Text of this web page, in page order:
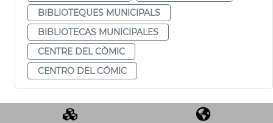
BIBLIOTEQUES MUNICIPALS
BIBLIOTECAS MUNICIPALES
CENTRE DEL CÒMIC
CENTRO DEL CÓMIC